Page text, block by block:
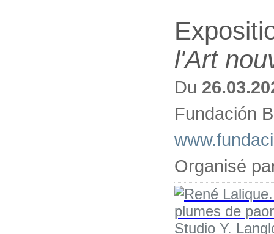
l'Art
Du
Fundación
Organisé